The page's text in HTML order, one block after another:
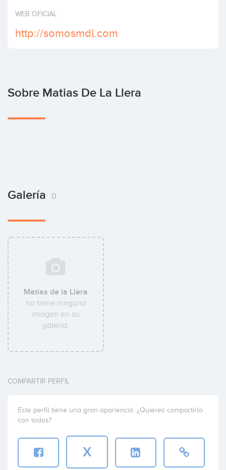
WEB OFICIAL
http://somosmdl.com
Sobre Matias De La Llera
Galería 0
Matias de la Llera
no tiene ninguna
imágen en su
galería.
COMPARTIR PERFIL
Este perfil tiene una gran apariencia. ¿Quieres compartirlo
con todos?
X